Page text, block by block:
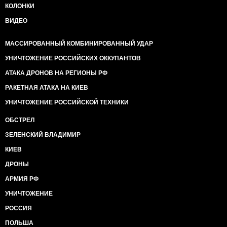
КОЛОНКИ
ВИДЕО
МАССИРОВАННЫЙ КОМБИНИРОВАННЫЙ УДАР
УНИЧТОЖЕНИЕ РОССИЙСКИХ ОККУПАНТОВ
АТАКА ДРОНОВ НА РЕГИОНЫ РФ
РАКЕТНАЯ АТАКА НА КИЕВ
УНИЧТОЖЕНИЕ РОССИЙСКОЙ ТЕХНИКИ
ОБСТРЕЛ
ЗЕЛЕНСКИЙ ВЛАДИМИР
КИЕВ
ДРОНЫ
АРМИЯ РФ
УНИЧТОЖЕНИЕ
РОССИЯ
ПОЛЬША